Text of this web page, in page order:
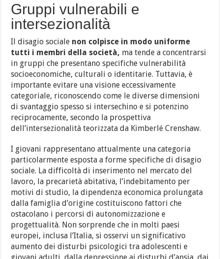
Gruppi vulnerabili e
intersezionalità
Il disagio sociale non colpisce in modo uniforme
tutti i membri della società, ma tende a concentrarsi
in gruppi che presentano specifiche vulnerabilità
socioeconomiche, culturali o identitarie. Tuttavia, è
importante evitare una visione eccessivamente
categoriale, riconoscendo come le diverse dimensioni
di svantaggio spesso si intersechino e si potenzino
reciprocamente, secondo la prospettiva
dell’intersezionalità teorizzata da Kimberlé Crenshaw.
I giovani rappresentano attualmente una categoria
particolarmente esposta a forme specifiche di disagio
sociale. La difficoltà di inserimento nel mercato del
lavoro, la precarietà abitativa, l’indebitamento per
motivi di studio, la dipendenza economica prolungata
dalla famiglia d’origine costituiscono fattori che
ostacolano i percorsi di autonomizzazione e
progettualità. Non sorprende che in molti paesi
europei, inclusa l’Italia, si osservi un significativo
aumento dei disturbi psicologici tra adolescenti e